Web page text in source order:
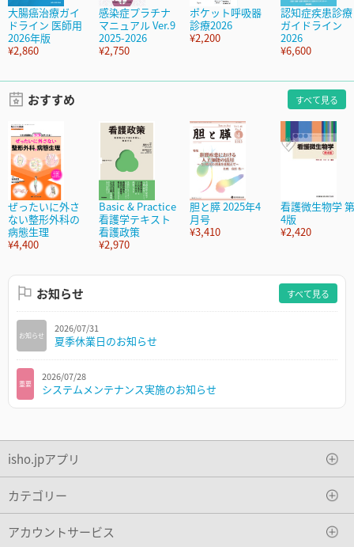
大腸癌治療ガイ
ドライン 医師用
2026年版
¥2,860
感染症プラチナ
マニュアル Ver.9
2025-2026
¥2,750
ポケット呼吸器
診療2026
¥2,200
認知症疾患診療
ガイドライン
2026
¥6,600
おすすめ すべて見る
ぜったいに外さ
ない整形外科の
病態生理
¥4,400
Basic & Practice
看護学テキスト
看護政策
¥2,970
胆と膵 2025年4
月号
¥3,410
看護微生物学 第
4版
¥2,420
お知らせ すべて見る
2026/07/31
お知らせ 夏季休業日のお知らせ
2026/07/28
重要 システムメンテナンス実施のお知らせ
isho.jpアプリ
カテゴリー
アカウントサービス